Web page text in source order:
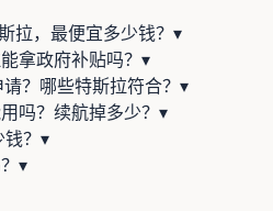
拉，最便宜多少钱？ ▾
拿政府补贴吗？ ▾
？哪些特斯拉符合？ ▾
吗？续航掉多少？ ▾
？ ▾
▾